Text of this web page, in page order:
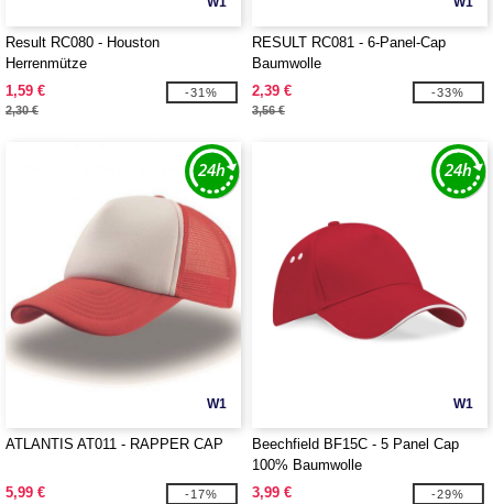
Result RC080 - Houston
Herrenmütze
1,59 €
2,30 €
-31%
RESULT RC081 - 6-Panel-Cap
Baumwolle
2,39 €
3,56 €
-33%
W1
ATLANTIS AT011 - RAPPER CAP
5,99 € -17%
W1
Beechfield BF15C - 5 Panel Cap
100% Baumwolle
3,99 €
-29%